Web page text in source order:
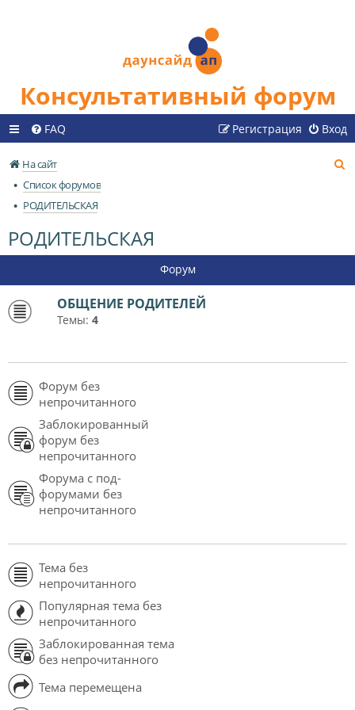
Консультативный форум
FAQ Вход
Регистрация
На сайт
Список форумов
РОДИТЕЛЬСКАЯ
РОДИТЕЛЬСКАЯ
Форум
ОБЩЕНИЕ РОДИТЕЛЕЙ
Темы: 4
Форум без
непрочитанного
Заблокированный
форум без
непрочитанного
Форума с под-
форумами без
непрочитанного
Тема без
непрочитанного
Популярная тема без
непрочитанного
Заблокированная тема
без непрочитанного
Тема перемещена